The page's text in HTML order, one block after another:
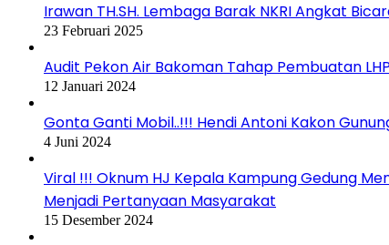
Irawan TH.SH. Lembaga Barak NKRI Angkat
23 Februari 2025
Audit Pekon Air Bakoman Tahap Pembuatan LHP
12 Januari 2024
Gonta Ganti Mobil..!!! Hendi Antoni Kakon
4 Juni 2024
Viral !!! Oknum HJ Kepala Kampung Gedung
Menjadi Pertanyaan Masyarakat
15 Desember 2024